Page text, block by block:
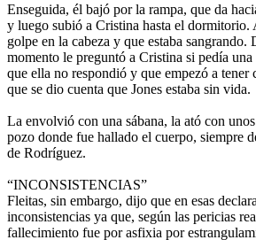
Enseguida, él bajó por la rampa, que da
y luego subió a Cristina hasta el dormitorio.
golpe en la cabeza y que estaba sangrando.
momento le preguntó a Cristina si pedía
que ella no respondió y que empezó a tener
que se dio cuenta que Jones estaba sin vida.
La envolvió con una sábana, la ató con
pozo donde fue hallado el cuerpo, siempre
de Rodríguez.
“INCONSISTENCIAS”
Fleitas, sin embargo, dijo que en esas
inconsistencias ya que, según las pericias
fallecimiento fue por asfixia por